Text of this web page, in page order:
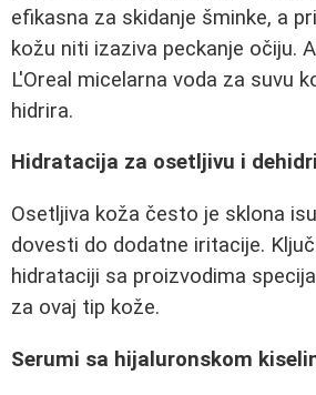
efikasna za skidanje šminke, a
kožu niti izaziva peckanje očiju.
L'Oreal micelarna voda za suvu
hidrira.
Hidratacija za osetljivu i
Osetljiva koža često je sklona
dovesti do dodatne iritacije.
hidrataciji sa proizvodima
za ovaj tip kože.
Serumi sa hijaluronskom